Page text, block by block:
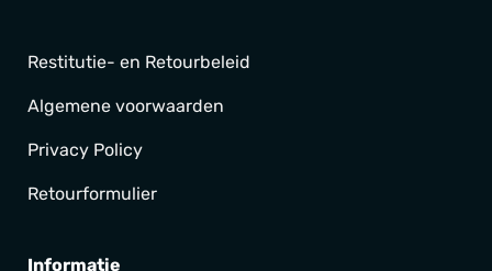
Restitutie- en Retourbeleid
Algemene voorwaarden
Privacy Policy
Retourformulier
Informatie